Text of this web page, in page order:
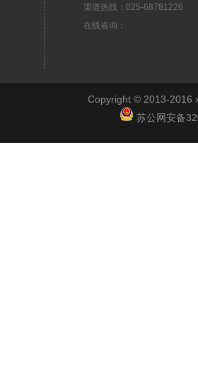
渠道热线：025-68781226
在线咨询：
Copyright © 2013-2016
苏公网安备